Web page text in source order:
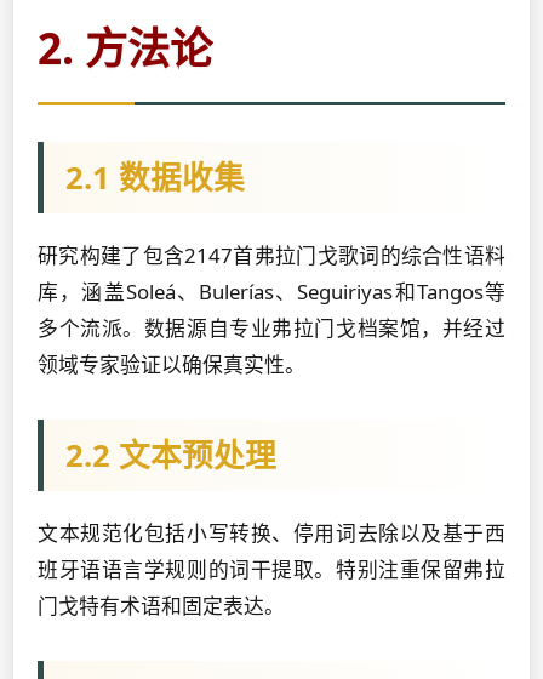
2. 方法论
2.1 数据收集
研究构建了包含2147首弗拉门戈歌词的综合性语料
库，涵盖Soleá、Bulerías、Seguiriyas和Tangos等
多个流派。数据源自专业弗拉门戈档案馆，并经过
领域专家验证以确保真实性。
2.2 文本预处理
文本规范化包括小写转换、停用词去除以及基于西
班牙语语言学规则的词干提取。特别注重保留弗拉
门戈特有术语和固定表达。